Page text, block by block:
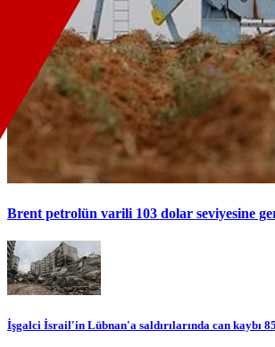
Brent petrolün varili 103 dolar seviyesine
İşgalci İsrail'in Lübnan'a saldırılarında can kaybı